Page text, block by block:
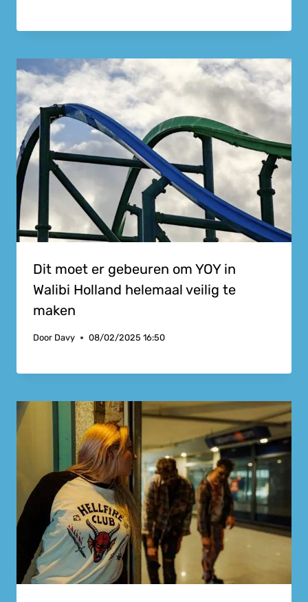
Dit moet er gebeuren om YOY in
Walibi Holland helemaal veilig te
maken
Door Davy 08/02/2025 16:50